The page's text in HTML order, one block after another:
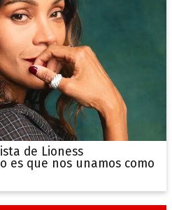
de Lioness
es que nos unamos como